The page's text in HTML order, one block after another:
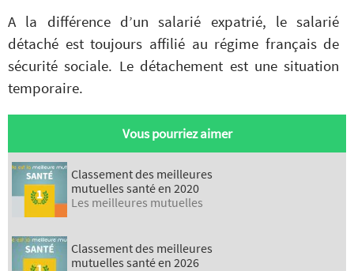
A la différence d’un salarié expatrié, le salarié
détaché est toujours affilié au régime français de
sécurité sociale. Le détachement est une situation
temporaire.
Vous pourriez aimer
Classement des meilleures
mutuelles santé en 2020
Les meilleures mutuelles
Classement des meilleures
mutuelles santé en 2026